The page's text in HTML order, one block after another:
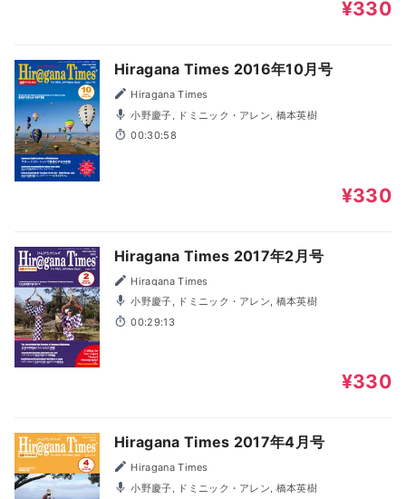
¥330
Hiragana Times 2016年10月号
Hiragana Times
小野慶子, ドミニック・アレン, 橋本英樹
00:30:58
¥330
Hiragana Times 2017年2月号
Hiragana Times
小野慶子, ドミニック・アレン, 橋本英樹
00:29:13
¥330
Hiragana Times 2017年4月号
Hiragana Times
小野慶子, ドミニック・アレン, 橋本英樹